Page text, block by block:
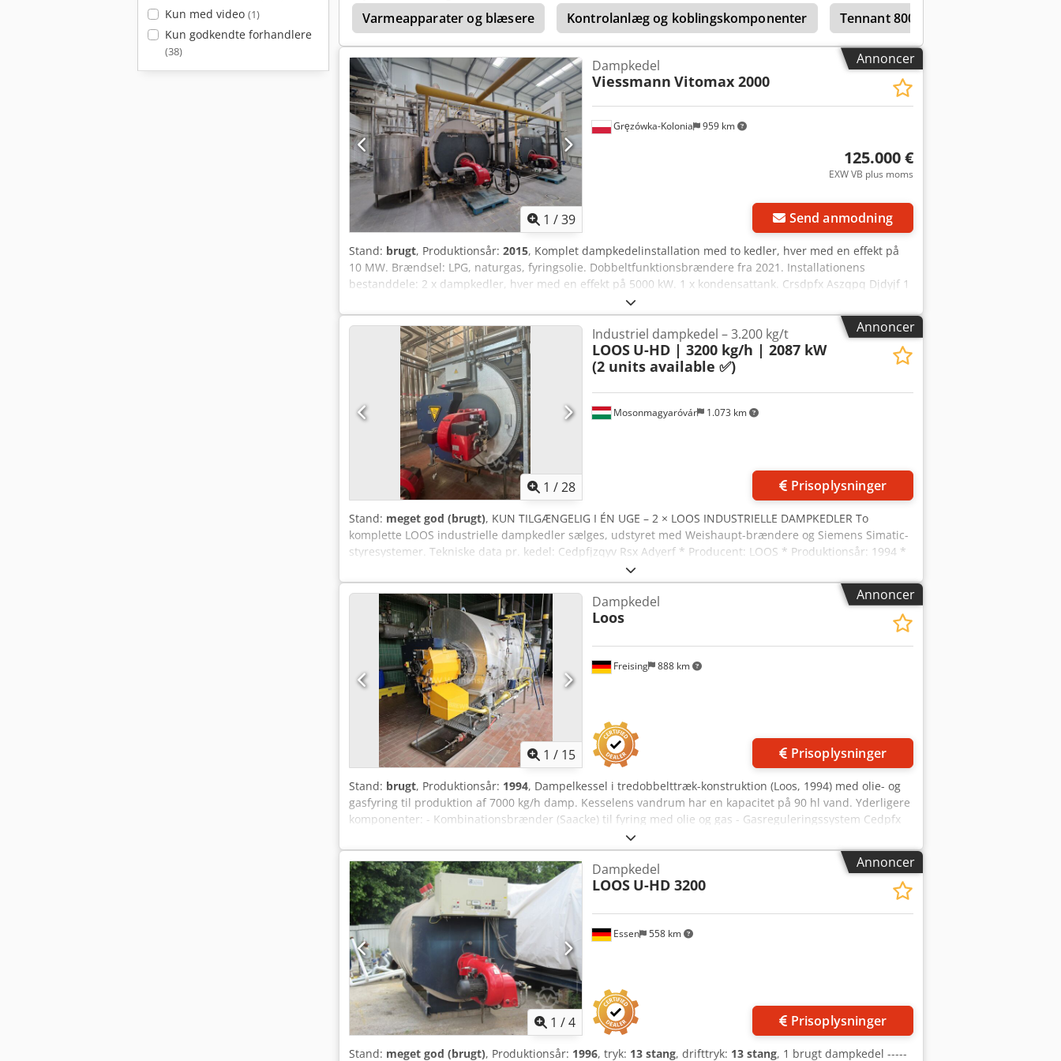
Kun med video (1)
Kun godkendte forhandlere
(38)
Varmeapparater og blæsere
Kontrolanlæg og koblingskomponenter Tennant 800
Bosch Robot
Annoncer
1 /39
Gręzówka-Kolonia 959 km
Dampkedel
Viessmann Vitomax 2000
125.000 €
EXW VB plus moms
Send anmodning
Stand: brugt, Produktionsår: 2015, Komplet dampkedelinstallation med to kedler, hver med en effekt på
10 MW. Brændsel: LPG, naturgas, fyringsolie. Dobbeltfunktionsbrændere fra 2021. Installationens
bestanddele: 2 x dampkedler, hver med en effekt på 5000 kW. 1 x kondensattank. Crsdpfx Aszqpq Djdyjf 1
x højtrykskondensattank. 1 x ZWZ-tank (vandbeholder til varmt brugsvand). Installationens bestanddele
inkluderer alle pumper og tilhørende udstyr. To ekstra gasbrændere fra 2016.
Annoncer
1 /28
Mosonmagyaróvár 1.073 km
Industriel dampkedel – 3.200 kg/t
LOOS U-HD | 3200 kg/h | 2087 kW
(2 units available ✅)
Prisoplysninger
Stand: meget god (brugt), KUN TILGÆNGELIG I ÉN UGE – 2 × LOOS INDUSTRIELLE DAMPKEDLER To
komplette LOOS industrielle dampkedler sælges, udstyret med Weishaupt-brændere og Siemens Simatic-
styresystemer. Tekniske data pr. kedel: Cedpfjzqyv Rsx Adyerf * Producent: LOOS * Produktionsår: 1994 *
Dampkapacitet: 3.200 kg/time * Termisk effekt: 2.087 kW * Maksimalt driftstryk: 10 bar * Vandkapacitet:
3.890 liter * Maksimal driftstemperatur: 183 °C * Brænder: Weishaupt RL40/2-A multiflam * Brænderens
år: 2013 * Styresystem: Siemens Simatic * Tilgængelig mængde: 2 enheder Kedlerne tilbydes som
komplette industrielle enheder, inklusive brændere, styreskabe, sikkerhedsudstyr og monteret tilbehør,
som kan ses på billederne. Velegnet til industrielle anvendelser, der kræver procesdamp, herunder
fødevareproduktion, vaskerier, produktionsanlæg, kemisk behandling og andre anlæg, der forbruger
damp. VIGTIGT: DISSE KEDLER ER KUN TILGÆNGELIGE I ÉN UGE Udstyret skal reserveres inden for denne
begrænsede periode. Efter en uge kan tilgængeligheden ikke længere garanteres. Kedlerne kan købes
individuelt eller sammen. En inspektion kan arrangeres efter aftale. Der kan også tilbydes hjælp med
demontering, pålæsning og international transport. Kun seriøse henvendelser. Márton Pauker Top
Heating Systems
Annoncer
1 / 15
Freising 888 km
Dampkedel
Loos
Prisoplysninger
Stand: brugt, Produktionsår: 1994, Dampelkessel i tredobbelttræk-konstruktion (Loos, 1994) med olie- og
gasfyring til produktion af 7000 kg/h damp. Kesselens vandrum har en kapacitet på 90 hl vand. Yderligere
komponenter: - Kombinationsbrænder (Saacke) til fyring med olie og gas - Gasreguleringssystem Cedpfx
Aszi Anyedysrf - Olietilførsel med sugepumpeenhed (hp technik) - Økonomiser (2005) med en varmeeffekt
på 275 kW - Fyldvandsbeholder (Loos, 1994) med en kapacitet på 40 hl - Vandblødgøringsanlæg (Pentair,
2024) - Fyldvandspumpe (Grundfos) med en effekt på 5,5 kW - Drifttimemåler til olie- og gasdrift -
Styrepanel med betjeningselementer - Forskellige rørledninger, ventiler og fittings Maskine (ekstra): olie-
og gasfyret dampkessel i tredobbelttræk-konstruktion med økonomiser Dampkapacitet: 7000 kg/h
Maksimal driftstryk: 10 bar Vandindhold i dampkessel: 9000 l Placering: liggende på fundamentplade
Grundkonstruktion: Tredobbelttræk-konstruktion Udstyr: Kombinationsbrænder; gasreguleringssystem;
olietilførsel (med sugepumpeenhed); økonomiser; fyldvandsbeholder; vandbehandling; fyldvandspumpe;
drifttimemåler til olie- og gasdrift; styreskab; forskellige rørledninger, ventiler og fittings
Annoncer
1 /4
Essen 558 km
Dampkedel
LOOS U-HD 3200
Prisoplysninger
Stand: meget god (brugt), Produktionsår: 1996, tryk: 13 stang, drifttryk: 13 stang, 1 brugt dampkedel -----